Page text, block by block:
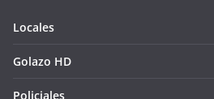
Locales
Golazo HD
Policiales